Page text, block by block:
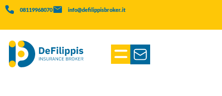
08119968070 info@defilippisbroker.it